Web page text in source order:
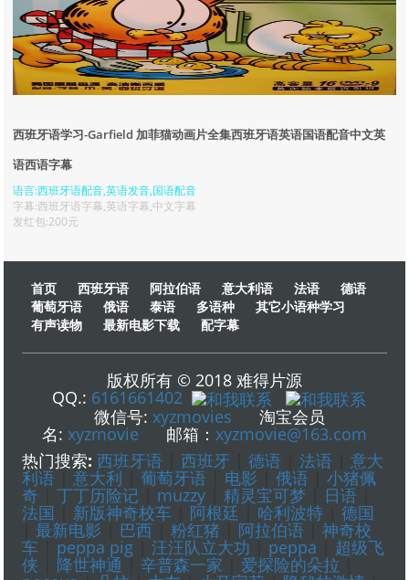
西班牙语学习-Garfield 加菲猫动画片全集西班牙语英语国语配音中文英
语西语字幕
语言:西班牙语配音,英语发音,国语配音
字幕:西班牙语字幕,英语字幕,中文字幕
发红包:200元
首页 西班牙语 阿拉伯语 意大利语 法语
德语
葡萄牙语
俄语 泰语 多语种
其它小语种学习
有声读物
最新电影下载 配字幕
版权所有 © 2018 难得片源
QQ.: 6161661402
微信号: xyzmovies 淘宝会员
名: xyzmovie 邮箱： xyzmovie@163.com
热门搜索: 西班牙语 |西班牙 |德语 |法语 |意大
利语 |意大利 |葡萄牙语 电影 |俄语 |小猪佩
奇 |丁丁历险记 muzzy |精灵宝可梦 日语
法国 新版神奇校车 阿根廷 哈利波特 |德国
|最新电影 巴西 |粉红猪 阿拉伯语 |神奇校
车 peppa pig |汪汪队立大功 peppa 超级飞
侠 降世神通 |辛普森一家 爱探险的朵拉